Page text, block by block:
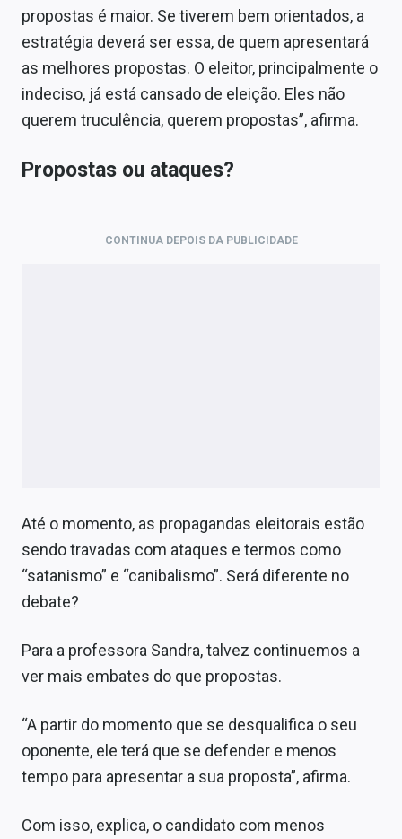
propostas é maior. Se tiverem bem orientados, a
estratégia deverá ser essa, de quem apresentará
as melhores propostas. O eleitor, principalmente o
indeciso, já está cansado de eleição. Eles não
querem truculência, querem propostas”, afirma.
Propostas ou ataques?
CONTINUA DEPOIS DA PUBLICIDADE
Até o momento, as propagandas eleitorais estão
sendo travadas com ataques e termos como
“satanismo” e “canibalismo”. Será diferente no
debate?
Para a professora Sandra, talvez continuemos a
ver mais embates do que propostas.
“A partir do momento que se desqualifica o seu
oponente, ele terá que se defender e menos
tempo para apresentar a sua proposta”, afirma.
Com isso, explica, o candidato com menos